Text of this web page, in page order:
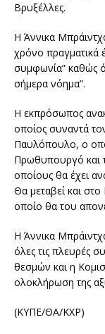
Βρυξέλλες.
Η Άννικα
χρόνο πραγματικά
συμφωνία” καθώς
σήμερα νόημα”.
Η εκπρόσωπος
οποίος συναντά
Παυλόπουλο, ο
Πρωθυπουργό και
οποίους θα έχει
Θα μεταβεί και
οποίο θα του
Η Άννικα
όλες τις πλευρές
θεσμών και η
ολοκλήρωση της
(ΚΥΠΕ/ΘΑ/ΚΧΡ)